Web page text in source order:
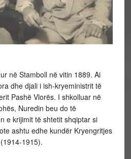
në Stamboll në vitin 1889. Ai
dhe djali i ish-kryeministrit të
Pashë Vlorës. I shkolluar në
Nuredin beu do të
e krijimit të shtetit shqiptar si
ashtu edhe kundër Kryengritjes
1915).